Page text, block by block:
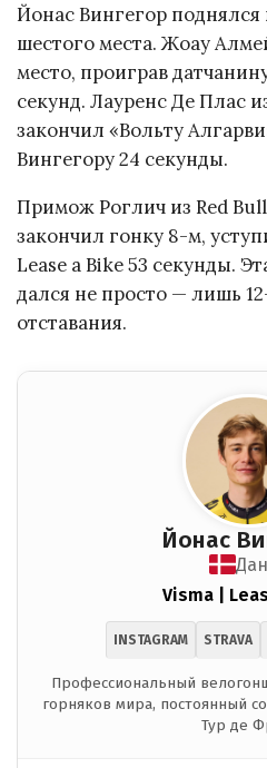
Йонас Вингегор поднялся
шестого места. Жоау
место, проиграв
секунд. Лауренс Де Плас
закончил «Вольту
Вингегору 24 секунды.
Примож Роглич из Red
закончил гонку 8-м,
Lease a Bike 53 секунды.
дался не просто — лишь
отставания.
Йонас
Visma |
INSTAGRAM STRAVA
Профессиональный
горняков мира, постоянный
Тур де